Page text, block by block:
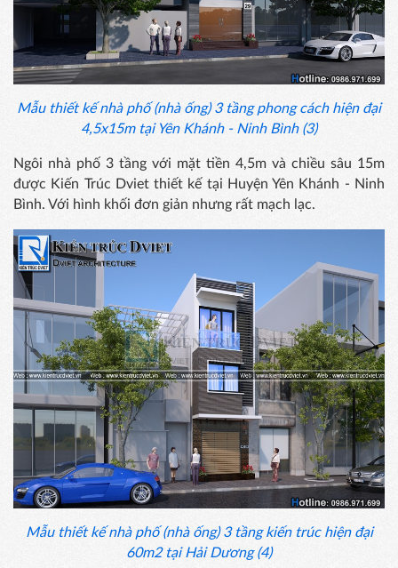
Mẫu thiết kế nhà phố (nhà ống) 3 tầng phong cách hiện đại
4,5x15m tại Yên Khánh - Ninh Bình (3)
Ngôi nhà phố 3 tầng với mặt tiền 4,5m và chiều sâu 15m
được Kiến Trúc Dviet thiết kế tại Huyện Yên Khánh - Ninh
Bình. Với hình khối đơn giản nhưng rất mạch lạc.
Mẫu thiết kế nhà phố (nhà ống) 3 tầng kiến trúc hiện đại
60m2 tại Hải Dương (4)